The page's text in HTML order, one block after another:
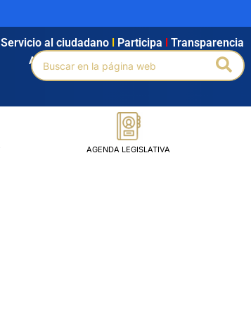
Agendamiento Intranet Búsqueda avanzada
Servicio al ciudadano Participa Transparencia
Buscar
por:
AGENDA LEGISLATIVA